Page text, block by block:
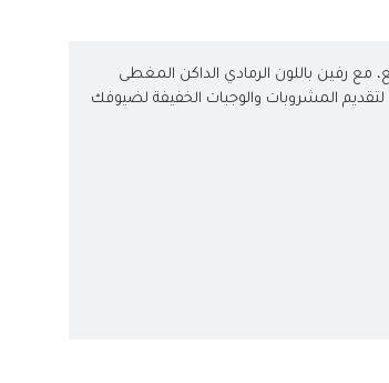
مع رفين باللون الرمادي الداكن المغطى
المشروبات والوجبات الخفيفة لضيوفك